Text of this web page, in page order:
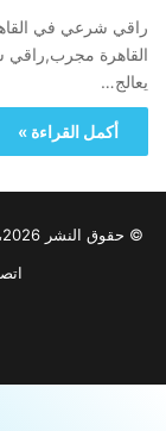
راقي شرعي في
القاهرة
يعالج…
أكمل القراءة »
© حقوق النشر 2026، جميع الحقوق محفوظة ل الشيخ الروحاني المراكشي